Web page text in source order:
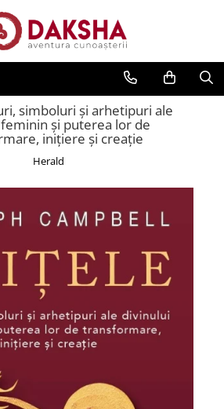
simboluri și arhetipuri ale
și puterea lor de
inițiere și creație
Herald